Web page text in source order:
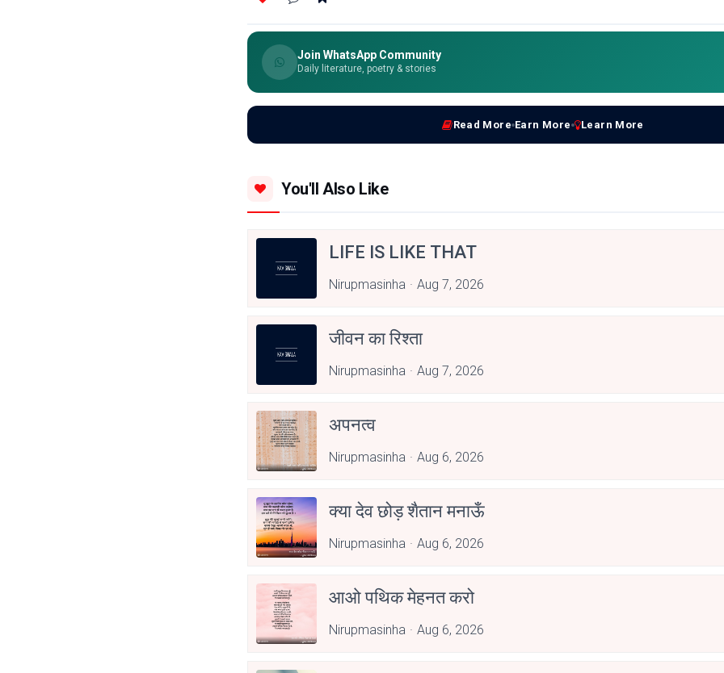
Join WhatsApp Community
Daily literature, poetry & stories
Read More Earn More Learn More
You'll Also Like
LIFE IS LIKE THAT
Nirupmasinha Aug 7, 2026
जीवन का रिश्ता
Nirupmasinha Aug 7, 2026
अपनत्व
Nirupmasinha Aug 6, 2026
क्या देव छोड़ शैतान मनाऊँ
Nirupmasinha Aug 6, 2026
आओ पथिक मेहनत करो
Nirupmasinha Aug 6, 2026